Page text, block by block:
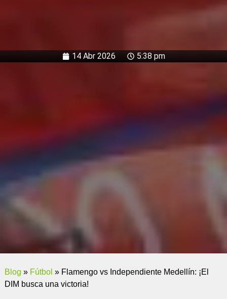
14 Abr 2026 5:38 pm
Blog » Fútbol » Flamengo vs Independiente Medellín: ¡El
DIM busca una victoria!